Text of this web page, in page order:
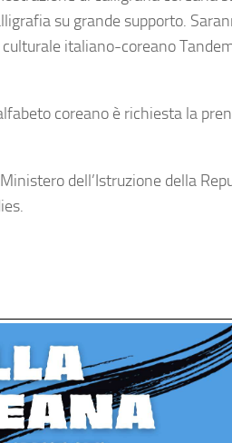
su grande supporto.
italiano-coreano
coreano è richiesta la
dell’Istruzione della